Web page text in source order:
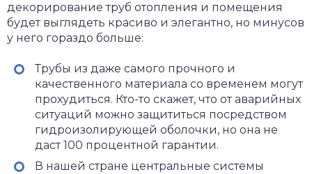
декорирование труб отопления и помещения
будет выглядеть красиво и элегантно, но минусов
у него гораздо больше:
Трубы из даже самого прочного и
качественного материала со временем могут
прохудиться. Кто-то скажет, что от аварийных
ситуаций можно защититься посредством
гидроизолирующей оболочки, но она не
даст 100 процентной гарантии.
В нашей стране центральные системы